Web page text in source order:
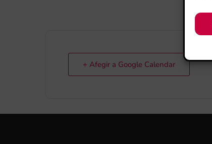
+ Afegir a Google Calendar